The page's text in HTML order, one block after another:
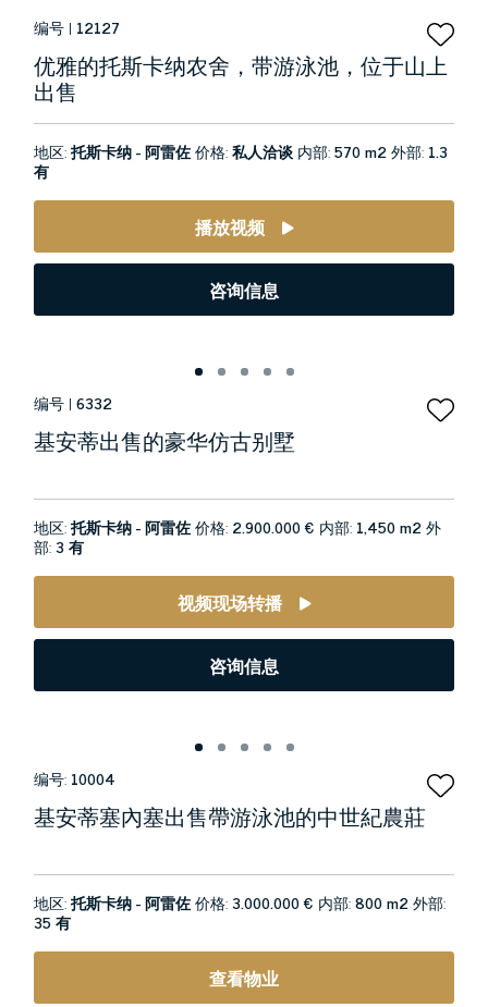
编号 | 12127
优雅的托斯卡纳农舍，带游泳池，位于山上
出售
地区:托斯卡纳 - 阿雷佐价格:私人洽谈 内部:570 m2外部: 1.3
有
播放视频
咨询信息
编号 | 6332
基安蒂出售的豪华仿古别墅
地区:托斯卡纳 - 阿雷佐价格: 2.900.000 € 内部: 1,450 m2外
部:3 有
视频现场转播
咨询信息
编号: 10004
基安蒂塞內塞出售帶游泳池的中世紀農莊
地区:托斯卡纳 - 阿雷佐价格:3.000.000 € 内部:800 m2外部:
35 有
查看物业